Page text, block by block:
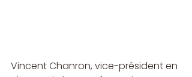
Vincent Chanron, vice-président en